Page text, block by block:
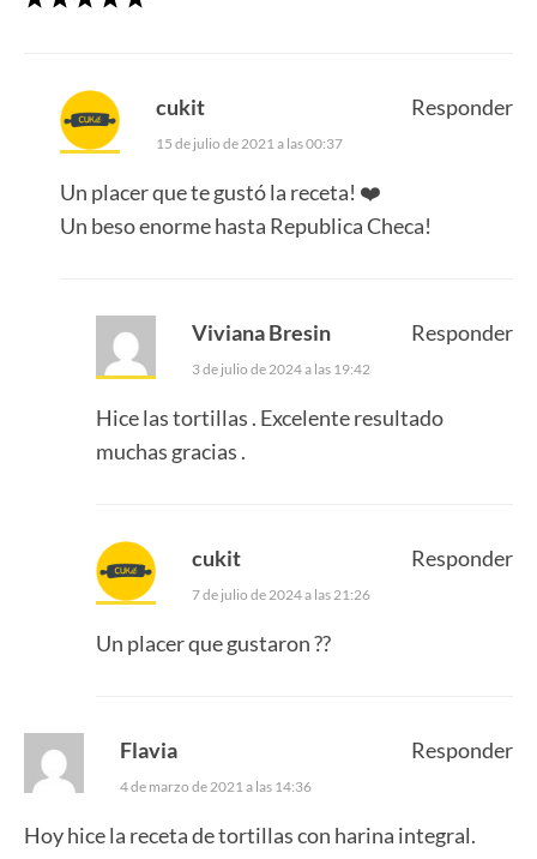
cukit
15 de julio de 2021 a las 00:37
Un placer que te gustó la receta! ❤️
Un beso enorme hasta Republica Checa!
Responder
Viviana Bresin
3 de julio de 2024 a las 19:42
Hice las tortillas . Excelente resultado
muchas gracias .
Responder
cukit
7 de julio de 2024 a las 21:26
Un placer que gustaron ??
Responder
Flavia
4 de marzo de 2021 a las 14:36
Hoy hice la receta de tortillas con harina integral.
Responder